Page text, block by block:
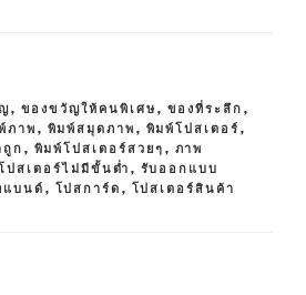
, ของขวัญให้คนพิเศษ, ของที่ระลึก ,
ภาพ , พิมพ์สมุดภาพ , พิมพ์โปสเตอร์ ,
ถูก , พิมพ์โปสเตอร์สวยๆ , ภาพ
ปสเตอร์ไม่มีขั้นต่ำ , รับออกแบบ
แบนด์ , โปสการ์ด , โปสเตอร์สินค้า